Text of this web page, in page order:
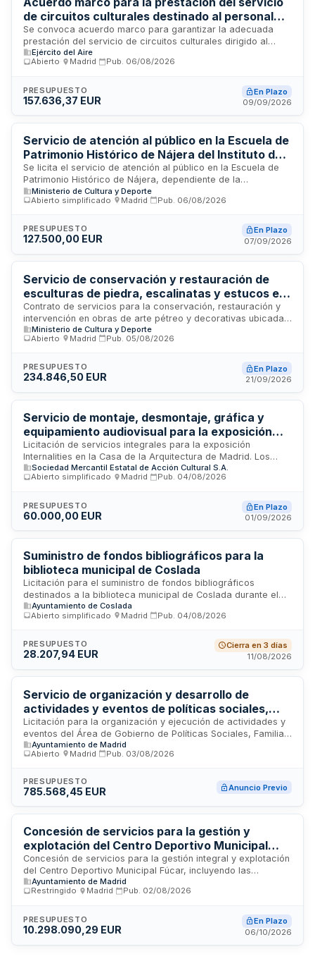
de circuitos culturales destinado al personal
militar del Ejército del Aire y del Espacio
Se convoca acuerdo marco para garantizar la adecuada
prestación del servicio de circuitos culturales dirigido al
personal militar del Ejército del Aire y del Espacio como
parte de su programa de acción social durante la temporada
Sección Económico-administrativa 015 del Ejército del Aire y
del Espacio, sujeto a regulación armonizada conforme a la
del acuerdo marco se ajustarán a las prestaciones técnicas
especificadas en el pliego correspondiente.
Ejército del Aire
Abierto
Madrid Pub. 06/08/2026
PRESUPUESTO
157.636,37 EUR
En Plazo
09/09/2026
Servicio de atención al público en la Escuela de
Patrimonio Histórico de Nájera del Instituto de
Patrimonio Cultural de España
Se licita el servicio de atención al público en la Escuela de
Patrimonio Histórico de Nájera, dependiente de la
Subdirección General del Instituto de Patrimonio Cultural de
España. El servicio comprende la recepción, información y
asistencia y elaboración de informes mensuales con
métricas de afluencia y procedencia geográfica. La
coordinador con experiencia en gestión de servicios
similares y personal especializado en atención al público con
formación mínima de educación secundaria obligatoria,
dominio del español y competencia en lengua inglesa.
Ministerio de Cultura y Deporte
Abierto simplificado
Madrid Pub. 06/08/2026
PRESUPUESTO
127.500,00 EUR
En Plazo
07/09/2026
Servicio de conservación y restauración de
esculturas de piedra, escalinatas y estucos en
los Museos Lázaro Galdiano y Cerralbo de
Madrid
Contrato de servicios para la conservación, restauración y
intervención en obras de arte pétreo y decorativas ubicadas
en dos museos madrileños. El trabajo comprende la
restauración de un conjunto de esculturas de piedra y
como intervenciones en los estucos del Salón de Baile del
Museo Cerralbo. Se trata de un servicio administrativo regido
mediante procedimiento abierto.
Ministerio de Cultura y Deporte
Abierto
Madrid Pub. 05/08/2026
PRESUPUESTO
234.846,50 EUR
En Plazo
21/09/2026
Servicio de montaje, desmontaje, gráfica y
equipamiento audiovisual para la exposición
Internalities en la Casa de la Arquitectura de
Madrid
Licitación de servicios integrales para la exposición
Internalities en la Casa de la Arquitectura de Madrid. Los
trabajos incluyen el montaje y desmontaje de instalaciones
artístico-arquitectónicas, producción de gráfica mediante
asociados. La exposición se desarrollará desde octubre de
dos mil veintiséis hasta enero de dos mil veintisiete. Se
capacidad técnica para ejecutar todas las fases del
proyecto conforme a las especificaciones técnicas
establecidas.
Sociedad Mercantil Estatal de Acción Cultural S.A.
Abierto simplificado
Madrid Pub. 04/08/2026
PRESUPUESTO
60.000,00 EUR
En Plazo
01/09/2026
Suministro de fondos bibliográficos para la
biblioteca municipal de Coslada
Licitación para el suministro de fondos bibliográficos
destinados a la biblioteca municipal de Coslada durante el
año 2026. El contrato incluye la entrega de material impreso
y audiovisual, con obligaciones de transporte, entrega en
de ejemplares defectuosos. El adjudicatario asume todos los
gastos asociados a embalaje, transporte y entrega de los
Ayuntamiento de Coslada
Abierto simplificado
Madrid Pub. 04/08/2026
PRESUPUESTO
28.207,94 EUR
Cierra en 3 días
11/08/2026
Servicio de organización y desarrollo de
actividades y eventos de políticas sociales,
familia e igualdad con productos de comercio
justo - Ayuntamiento de Madrid
Licitación para la organización y ejecución de actividades y
eventos del Área de Gobierno de Políticas Sociales, Familia
e Igualdad del Ayuntamiento de Madrid. El servicio
comprende la planificación, coordinación y desarrollo de
familiar y cohesión social, con obligación de utilizar
productos y servicios procedentes del comercio justo en el
garantizar que los actos municipales en materia social
alineen valores de sostenibilidad y comercio ético con los
objetivos de inclusión social de la ciudad.
Ayuntamiento de Madrid
Abierto
Madrid Pub. 03/08/2026
PRESUPUESTO
785.568,45 EUR Anuncio Previo
Concesión de servicios para la gestión y
explotación del Centro Deportivo Municipal
Fúcar con cafetería y terraza
Concesión de servicios para la gestión integral y explotación
del Centro Deportivo Municipal Fúcar, incluyendo las
instalaciones deportivas y la cafetería con terraza anexa
ubicada en el complejo. El concesionario asumirá el riesgo
las inversiones necesarias para equipar la cafetería en la
planta segunda del centro. Se adjudicará mediante
Ayuntamiento de Madrid
Restringido
Madrid Pub. 02/08/2026
PRESUPUESTO
10.298.090,29 EUR
En Plazo
06/10/2026